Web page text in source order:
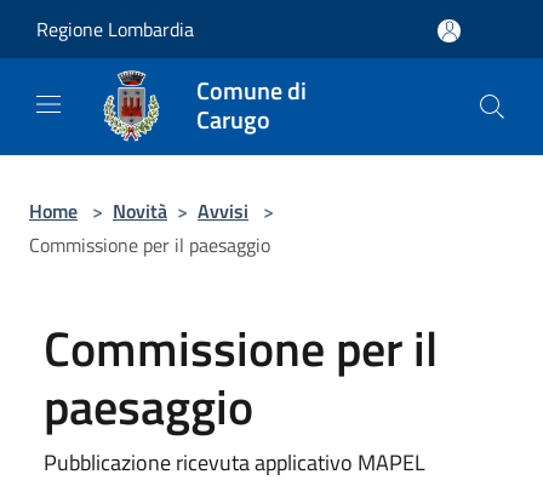
Regione Lombardia
Comune di
Carugo
Home > Novità > Avvisi >
Commissione per il paesaggio
Commissione per il
paesaggio
Pubblicazione ricevuta applicativo MAPEL